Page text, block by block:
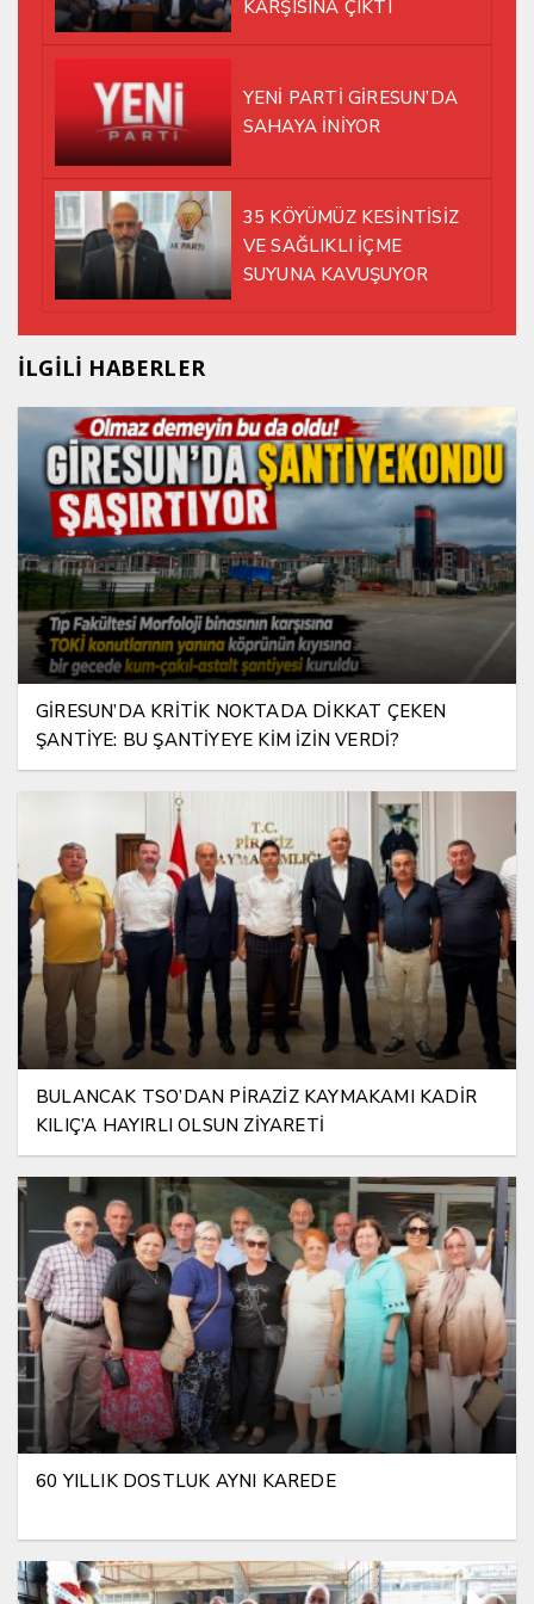
KARŞISINA ÇIKTI
YENİ PARTİ GİRESUN’DA
SAHAYA İNİYOR
35 KÖYÜMÜZ KESİNTİSİZ
VE SAĞLIKLI İÇME
SUYUNA KAVUŞUYOR
İLGİLİ HABERLER
GİRESUN’DA KRİTİK NOKTADA DİKKAT ÇEKEN
ŞANTİYE: BU ŞANTİYEYE KİM İZİN VERDİ?
BULANCAK TSO’DAN PİRAZİZ KAYMAKAMI KADİR
KILIÇ’A HAYIRLI OLSUN ZİYARETİ
60 YILLIK DOSTLUK AYNI KAREDE